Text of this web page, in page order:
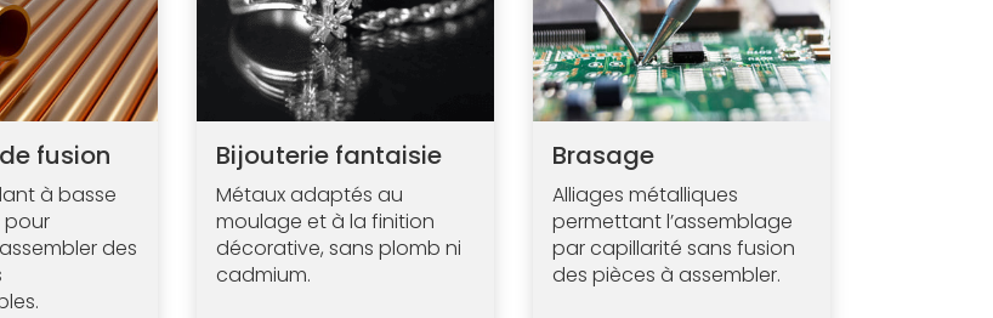
fusion
à basse
pour
des
Bijouterie fantaisie
Métaux adaptés au
moulage et à la finition
décorative, sans plomb ni
cadmium.
Brasage
Alliages métalliques
permettant l’assemblage
par capillarité sans fusion
des pièces à assembler.